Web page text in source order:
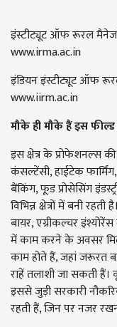
इंस्टीट्यूट ऑफ रूरल
www.irma.ac.in
इंडियन इंस्टीट्यूट ऑफ
www.iirm.ac.in
मौके ही मौके हैं इस
इस क्षेत्र के प्रोफेशनल्स
कंसल्टेंसी, हाईटेक
बैंकिंग, फूड प्रोसेसिंग
विभिन्न क्षेत्रों में बनी
बायर, एग्रीकल्चर
में काम करने के अवसर
काम होते हैं, जहां जरूरत
राहें तलाशी जा सकती
इससे जुड़ी सरकारी
रहती हैं, जिन पर नजर